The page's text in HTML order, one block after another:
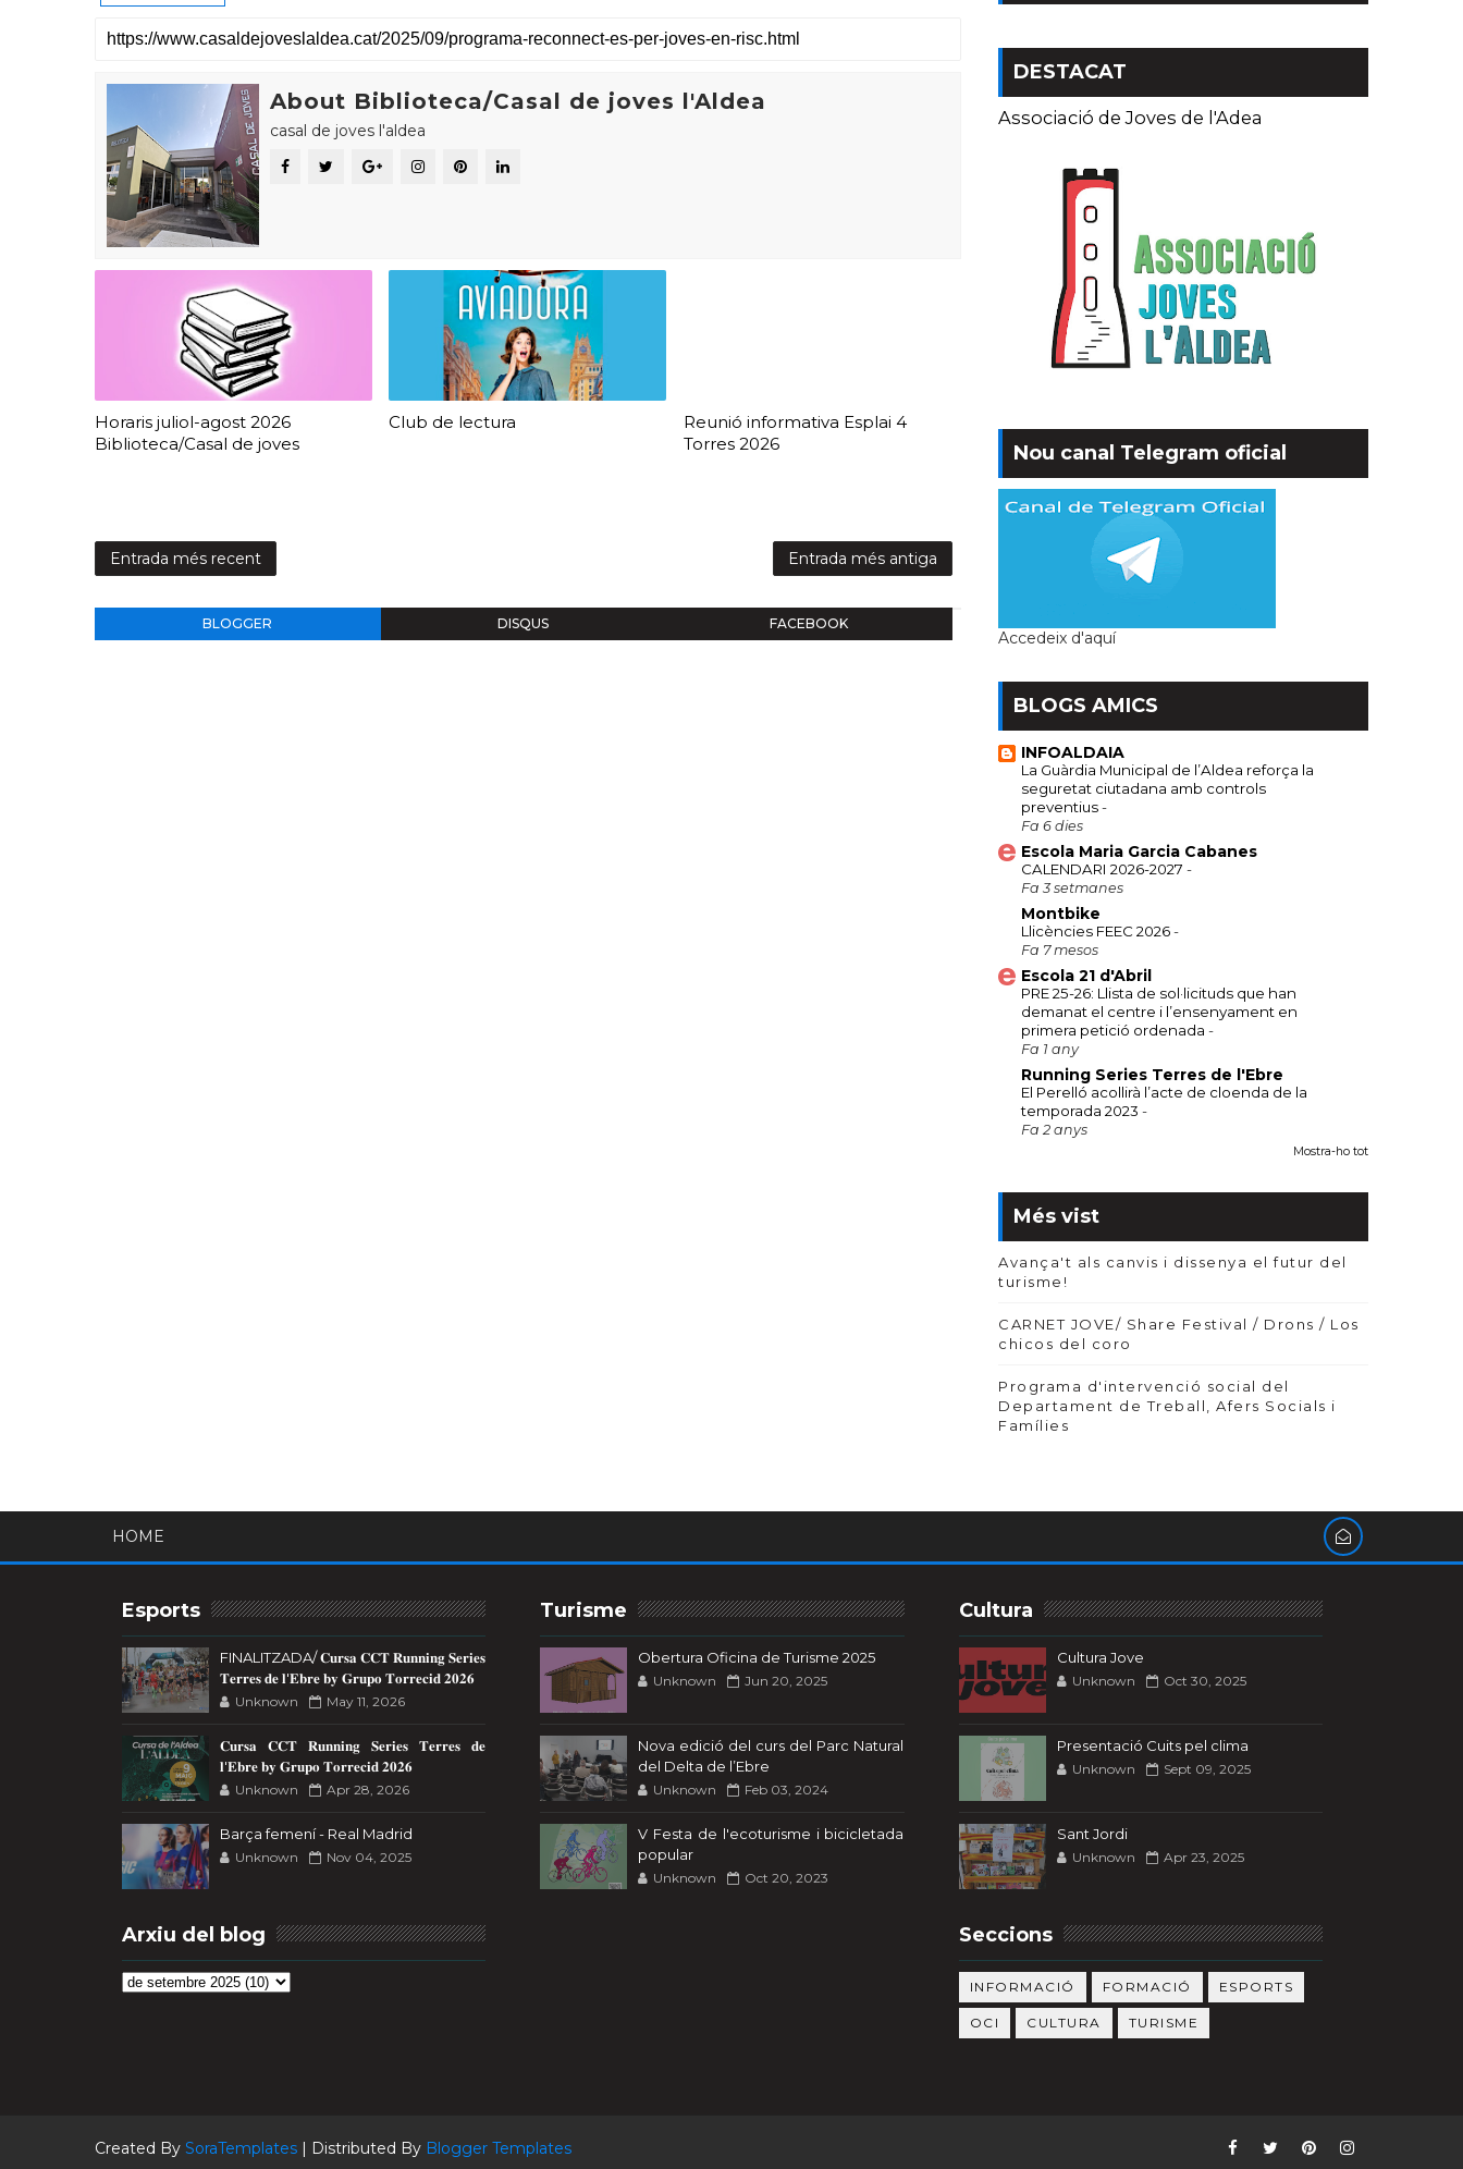
About Biblioteca/Casal de joves l'Aldea
casal de joves l'aldea
Horaris juliol-agost 2026
Biblioteca/Casal de joves
Club de lectura
Reunió informativa Esplai 4
Torres 2026
Entrada més recent Entrada més antiga
BLOGGER DISQUS FACEBOOK
DESTACAT
Associació de Joves de l'Adea
Nou canal Telegram oficial
Accedeix d'aquí
BLOGS AMICS
INFOALDAIA
La Guàrdia Municipal de l’Aldea reforça la
seguretat ciutadana amb controls
preventius-
Fa 6 dies
Escola Maria Garcia Cabanes
CALENDARI 2026-2027 -
Fa 3 setmanes
Montbike
Llicències FEEC 2026-
Fa 7 mesos
Escola 21 d'Abril
PRE 25-26: Llista de sol·licituds que han
demanat el centre i l’ensenyament en
primera petició ordenada -
Fa 1 any
Running Series Terres de l'Ebre
El Perelló acollirà l’acte de cloenda de la
temporada 2023 -
Fa 2 anys
Mostra-ho tot
Més vist
Avança't als canvis i dissenya el futur del
turisme!
CARNET JOVE/ Share Festival / Drons / Los
chicos del coro
Programa d'intervenció social del
Departament de Treball, Afers Socials i
Famílies
HOME
Esports
FINALITZADA/ 𝐂𝐮𝐫𝐬𝐚 𝐂𝐂𝐓 𝐑𝐮𝐧𝐧𝐢𝐧𝐠 𝐒𝐞𝐫𝐢𝐞𝐬
𝐓𝐞𝐫𝐫𝐞𝐬 𝐝𝐞 𝐥'𝐄𝐛𝐫𝐞 𝐛𝐲 𝐆𝐫𝐮𝐩𝐨 𝐓𝐨𝐫𝐫𝐞𝐜𝐢𝐝 𝟐𝟎𝟐𝟔
Unknown May 11, 2026
𝐂𝐮𝐫𝐬𝐚 𝐂𝐂𝐓 𝐑𝐮𝐧𝐧𝐢𝐧𝐠 𝐒𝐞𝐫𝐢𝐞𝐬 𝐓𝐞𝐫𝐫𝐞𝐬 𝐝𝐞
𝐥'𝐄𝐛𝐫𝐞 𝐛𝐲 𝐆𝐫𝐮𝐩𝐨 𝐓𝐨𝐫𝐫𝐞𝐜𝐢𝐝 𝟐𝟎𝟐𝟔
Unknown Apr 28, 2026
Barça femení - Real Madrid
Unknown Nov 04, 2025
Arxiu del blog
Turisme
Obertura Oficina de Turisme 2025
Unknown Jun 20, 2025
Nova edició del curs del Parc Natural
del Delta de l’Ebre
Unknown Feb 03, 2024
V Festa de l'ecoturisme i bicicletada
popular
Unknown Oct 20, 2023
Cultura
Cultura Jove
Unknown Oct 30, 2025
Presentació Cuits pel clima
Unknown Sept 09, 2025
Sant Jordi
Unknown Apr 23, 2025
Seccions
INFORMACIÓ FORMACIÓ ESPORTS
OCI CULTURA TURISME
Created By SoraTemplates | Distributed By Blogger Templates